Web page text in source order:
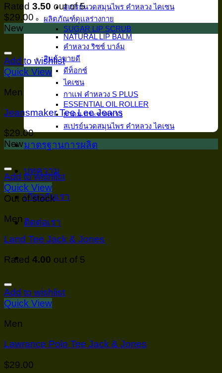
สเปรย์นวดสมุนไพร คำหลวง ไคเซน
ผลิตภัณฑ์ดูเเลร่างกาย
SUGAR LIP SCRUB
NATURAL LIP BALM
คำหลวง ริซซ์ บาล์ม
สินค้าขายดี
ดีท็อกซ์
ไคเซน
กาเเฟ คำหลวง S PLUS
ESSENTIAL OIL ROLLER
ยาดม กระชายขาว
สเปรย์นวดสมุนไพร คำหลวง ไคเซน
มาตรฐานการผลิต
บทความ
เกี่ยวกับเรา
ติดต่อเรา
Rated 3.50 out of 5
$29.00
New
Add to wishlist
Quick View
Men
Jeansmaker Tee Lee Jeans
$29.00
New
Add to wishlist
Quick View
Out of stock
Men
Land Tee Jack & Jones
Rated 4.00 out of 5
Add to wishlist
Quick View
Men
Lawrance Polo Tee Jack & Jones
$29.00